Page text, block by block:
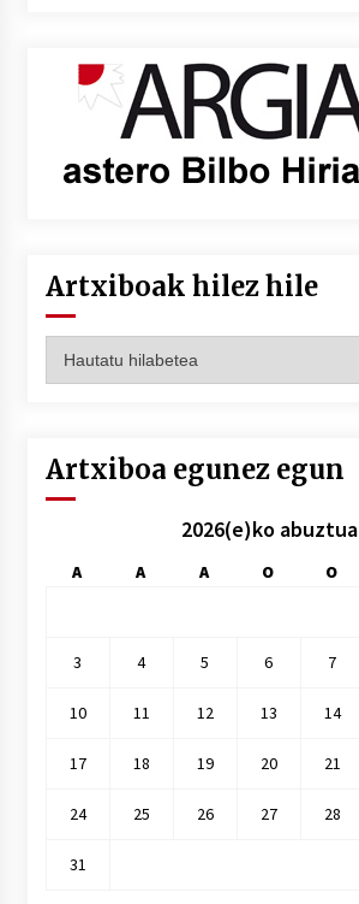
Artxiboak hilez hile
hilez
Artxiboa egunez egun
2026(e)ko abuztua
A A A O O
3 4 5 6 7
10 11 12 13 14
17 18 19 20 21
24 25 26 27 28
31